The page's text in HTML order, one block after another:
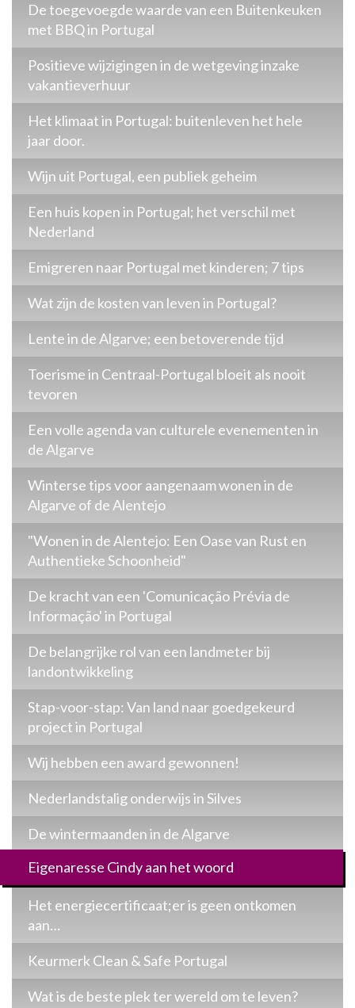
De toegevoegde waarde van een Buitenkeuken
met BBQ in Portugal
Positieve wijzigingen in de wetgeving inzake
vakantieverhuur
Het klimaat in Portugal: buitenleven het hele
jaar door.
Wijn uit Portugal, een publiek geheim
Een huis kopen in Portugal; het verschil met
Nederland
Emigreren naar Portugal met kinderen; 7 tips
Wat zijn de kosten van leven in Portugal?
Lente in de Algarve; een betoverende tijd
Toerisme in Centraal-Portugal bloeit als nooit
tevoren
Een volle agenda van culturele evenementen in
de Algarve
Winterse tips voor aangenaam wonen in de
Algarve of de Alentejo
"Wonen in de Alentejo: Een Oase van Rust en
Authentieke Schoonheid"
De kracht van een 'Comunicação Prévia de
Informação' in Portugal
De belangrijke rol van een landmeter bij
landontwikkeling
Stap-voor-stap: Van land naar goedgekeurd
project in Portugal
Wij hebben een award gewonnen!
Nederlandstalig onderwijs in Silves
De wintermaanden in de Algarve
Eigenaresse Cindy aan het woord
Het energiecertificaat;er is geen ontkomen
aan…
Keurmerk Clean & Safe Portugal
Wat is de beste plek ter wereld om te leven?